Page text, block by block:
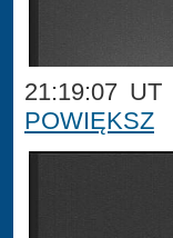
21:19:07
POWIĘKSZ